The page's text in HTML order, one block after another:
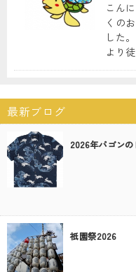
こん
くの
した
より
最新ブログ
2026年パゴンの
祇園祭2026